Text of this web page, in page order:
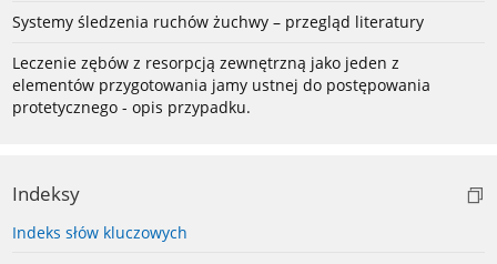
Systemy śledzenia ruchów żuchwy – przegląd literatury
Leczenie zębów z resorpcją zewnętrzną jako jeden z
elementów przygotowania jamy ustnej do postępowania
protetycznego - opis przypadku.
Indeksy
Indeks słów kluczowych